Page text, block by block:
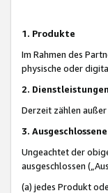
1. Produkte
Im Rahmen des
physische oder
2. Dienstleistungen
Derzeit zählen
3.
Ungeachtet der
ausgeschlossen
(a) jedes Produkt